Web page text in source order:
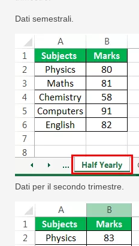
Dati semestrali.
Dati per il secondo trimestre.